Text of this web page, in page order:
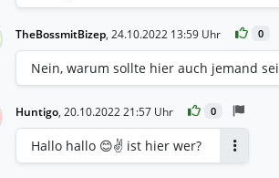
TheBossmitBizep, 24.10.2022 13:59 Uhr 0
Nein, warum sollte hier auch jemand
Huntigo, 20.10.2022 21:57 Uhr 0
Hallo hallo 😊✌️ ist hier wer?